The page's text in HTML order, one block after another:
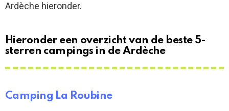
Ardèche hieronder.
Hieronder een overzicht van de beste 5-
sterren campings in de Ardèche
Camping La Roubine